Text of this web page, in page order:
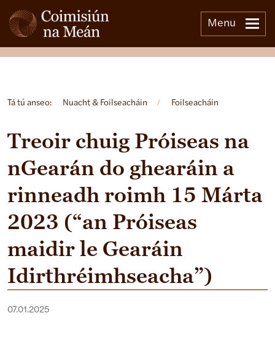
Menu
Tá tú anseo: Nuacht & Foilseacháin / Foilseacháin
Treoir chuig Próiseas na
nGearán do ghearáin a
rinneadh roimh 15 Márta
2023 (“an Próiseas
maidir le Gearáin
Idirthréimhseacha”)
07.01.2025
Open side menu